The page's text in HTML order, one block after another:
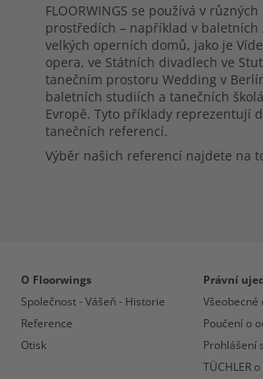
FLOORWINGS se používá v
prostředích – například v baletních
velkých operních domů, jako je
opera, ve Státních divadlech ve
tanečním prostoru Wedding v
baletních studiích a tanečních
Evropě. Tyto příklady reprezentují
tanečních referencí.
Výběr našich referencí najdete na
O Floorwings
Společnost - Vášeň - Historie
Reference
Otisk
Právní
Všeobecné
Poučení o
Prohlášení
TÜCHLER